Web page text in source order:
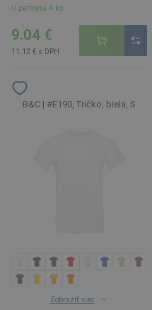
U partnera 4 ks
9.04 €
11.12 € s DPH
B&C | #E190, Tričko, biela, S
Zobraziť viac